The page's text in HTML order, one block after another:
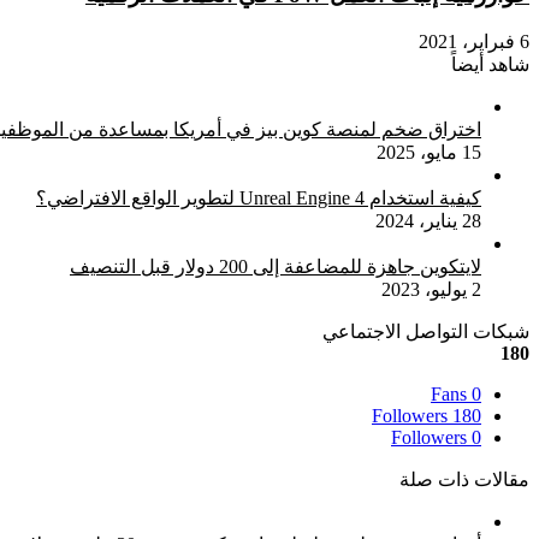
6 فبراير، 2021
شاهد أيضاً
اختراق ضخم لمنصة كوين بيز في أمريكا بمساعدة من
15 مايو، 2025
كيفية استخدام Unreal Engine 4 لتطوير الواقع الافتراضي؟
28 يناير، 2024
لايتكوين جاهزة للمضاعفة إلى 200 دولار قبل التنصيف
2 يوليو، 2023
شبكات التواصل الاجتماعي
180
0
Fans
180
Followers
0
Followers
مقالات ذات صلة